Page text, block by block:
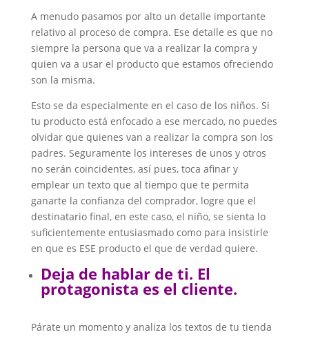
A menudo pasamos por alto un detalle importante
relativo al proceso de compra. Ese detalle es que no
siempre la persona que va a realizar la compra y
quien va a usar el producto que estamos ofreciendo
son la misma.
Esto se da especialmente en el caso de los niños. Si
tu producto está enfocado a ese mercado, no puedes
olvidar que quienes van a realizar la compra son los
padres. Seguramente los intereses de unos y otros
no serán coincidentes, así pues, toca afinar y
emplear un texto que al tiempo que te permita
ganarte la confianza del comprador, logre que el
destinatario final, en este caso, el niño, se sienta lo
suficientemente entusiasmado como para insistirle
en que es ESE producto el que de verdad quiere.
Deja de hablar de ti. El
protagonista es el cliente.
Párate un momento y analiza los textos de tu tienda